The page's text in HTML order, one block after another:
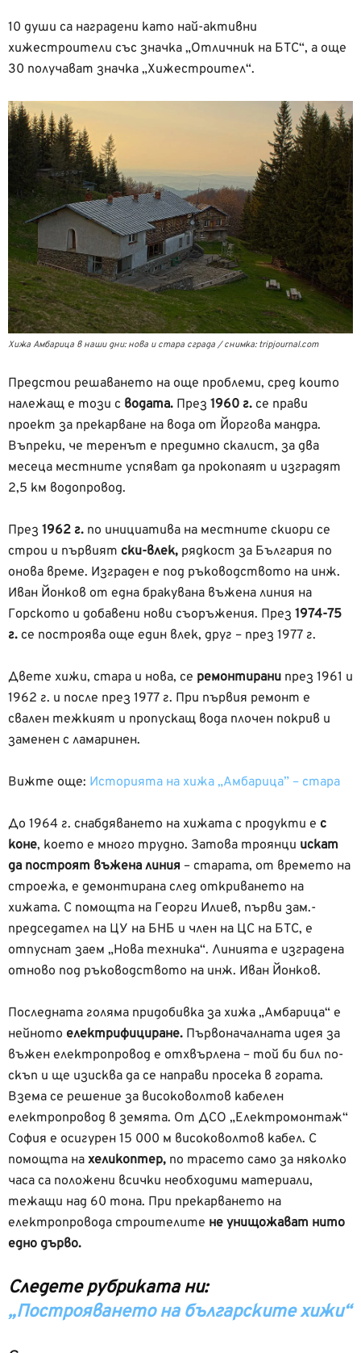
10 души са наградени като най-активни
хижестроители със значка „Отличник на БТС“, а още
30 получават значка „Хижестроител“.
Хижа Амбарица в наши дни: нова и стара сграда / снимка: tripjournal.com
Предстои решаването на още проблеми, сред които
належащ е този с водата. През 1960 г. се прави
проект за прекарване на вода от Йоргова мандра.
Въпреки, че теренът е предимно скалист, за два
месеца местните успяват да прокопаят и изградят
2,5 км водопровод.
През 1962 г. по инициатива на местните скиори се
строи и първият ски-влек, рядкост за България по
онова време. Изграден е под ръководството на инж.
Иван Йонков от една бракувана въжена линия на
Горското и добавени нови съоръжения. През 1974-75
г. се построява още един влек, друг – през 1977 г.
Двете хижи, стара и нова, се ремонтирани през 1961 и
1962 г. и после през 1977 г. При първия ремонт е
свален тежкият и пропускащ вода плочен покрив и
заменен с ламаринен.
Вижте още: Историята на хижа „Амбарица” – стара
До 1964 г. снабдяването на хижата с продукти е с
коне, което е много трудно. Затова троянци искат
да построят въжена линия – старата, от времето на
строежа, е демонтирана след откриването на
хижата. С помощта на Георги Илиев, първи зам.-
председател на ЦУ на БНБ и член на ЦС на БТС, е
отпуснат заем „Нова техника“. Линията е изградена
отново под ръководството на инж. Иван Йонков.
Последната голяма придобивка за хижа „Амбарица“ е
нейното електрифициране. Първоначалната идея за
въжен електропровод е отхвърлена – той би бил по-
скъп и ще изисква да се направи просека в гората.
Взема се решение за високоволтов кабелен
електропровод в земята. От ДСО „Електромонтаж“
София е осигурен 15 000 м високоволтов кабел. С
помощта на хеликоптер, по трасето само за няколко
часа са положени всички необходими материали,
тежащи над 60 тона. При прекарването на
електропровода строителите не унищожават нито
едно дърво.
Следете рубриката ни:
„Построяването на българските хижи“